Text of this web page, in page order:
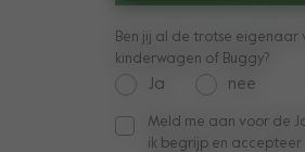
Ben jij al de trotse eigenaar
kinderwagen of Buggy?
Ja nee
Meld me aan voor de
Meld me aan voor de
ik begrijp en accepteer